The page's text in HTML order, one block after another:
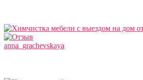
anna_grachevskaya